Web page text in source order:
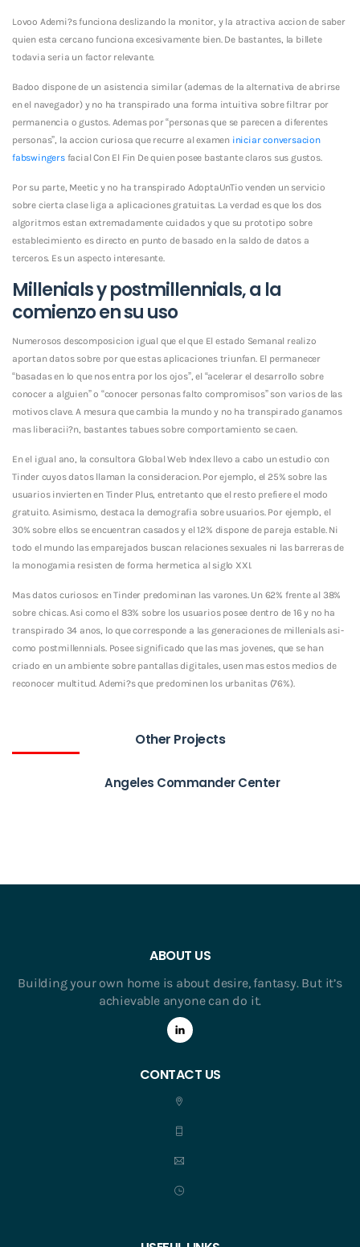
Lovoo Ademi?s funciona deslizando la monitor, y la atractiva accion de saber
quien esta cercano funciona excesivamente bien. De bastantes, la billete
todavia seri­a un factor relevante.
Badoo dispone de un asistencia similar (ademas de la alternativa de abrirse
en el navegador) y no ha transpirado una forma intuitiva sobre filtrar por
permanencia o gustos. Ademas por “personas que se parecen a diferentes
personas”, la accion curiosa que recurre al examen iniciar conversacion
fabswingersfacial Con El Fin De quien posee bastante claros sus gustos.
Por su parte, Meetic y no ha transpirado AdoptaUnTio venden un servicio
sobre cierta clase liga a aplicaciones gratuitas. La verdad es que los dos
algoritmos estan extremadamente cuidados y que su prototipo sobre
establecimiento es directo en punto de basado en la saldo de datos a
terceros. Es un aspecto interesante.
Millenials y postmillennials, a la
comienzo en su uso
Numerosos descomposicion igual que el que El estado Semanal realizo
aportan datos sobre por que estas aplicaciones triunfan. El permanecer
“basadas en lo que nos entra por los ojos”, el “acelerar el desarrollo sobre
conocer a alguien” o “conocer personas falto compromisos” son varios de las
motivos clave. A mesura que cambia la mundo y no ha transpirado ganamos
mas liberacii?n, bastantes tabues sobre comportamiento se caen.
En el igual ano, la consultora Global Web Index llevo a cabo un estudio con
Tinder cuyos datos llaman la consideracion. Por ejemplo, el 25% sobre las
usuarios invierten en Tinder Plus, entretanto que el resto prefiere el modo
gratuito. Asimismo, destaca la demografia sobre usuarios. Por ejemplo, el
30% sobre ellos se encuentran casados y el 12% dispone de pareja estable. Ni
todo el mundo las emparejados buscan relaciones sexuales ni las barreras de
la monogamia resisten de forma hermetica al siglo XXI.
Mas datos curiosos: en Tinder predominan las varones. Un 62% frente al 38%
sobre chicas. Asi­ como el 83% sobre los usuarios posee dentro de 16 y no ha
transpirado 34 anos, lo que corresponde a las generaciones de millenials asi­
como postmillennials. Posee significado que las mas jovenes, que se han
criado en un ambiente sobre pantallas digitales, usen mas estos medios de
reconocer multitud. Ademi?s que predominen los urbanitas (76%).
Other Projects
Angeles Commander Center
ABOUT US
Building your own home is about desire, fantasy. But it’s
achievable anyone can do it.
CONTACT US